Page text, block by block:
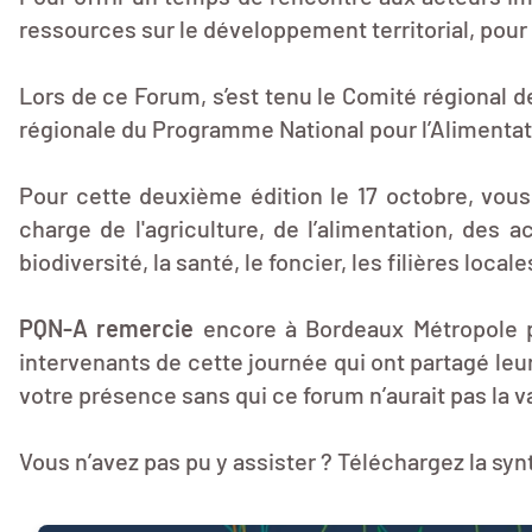
ressources sur le développement territorial,
Lors de ce Forum, s’est tenu le Comité régional
régionale du Programme National pour
Pour cette deuxième édition le 17 octobre,
charge de l'agriculture, de l’alimentation, des
biodiversité, la santé, le foncier, les filières
PQN-A remercie encore à Bordeaux
intervenants de cette journée qui ont partagé
votre présence sans qui ce forum n’aurait pas la
Vous n’avez pas pu y assister ? Téléchargez la